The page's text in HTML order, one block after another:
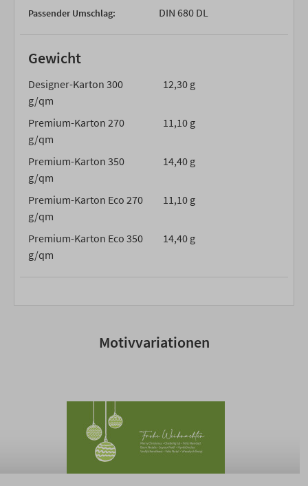
Passender Umschlag: DIN 680 DL
Gewicht
Designer-Karton 300
g/qm
12,30 g
Premium-Karton 270
g/qm
11,10 g
Premium-Karton 350
g/qm
14,40 g
Premium-Karton Eco 270
g/qm
11,10 g
Premium-Karton Eco 350
g/qm
14,40 g
Motivvariationen